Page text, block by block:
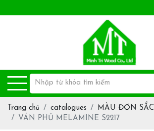
Trang chủ catalogues
MÀU ĐƠN SẮC
VÁN PHỦ MELAMINE S2217